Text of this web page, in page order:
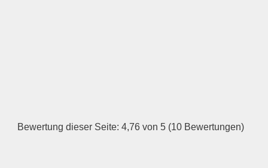
—
Bewertung dieser Seite: 4,76 von 5 (10 Bewertungen)